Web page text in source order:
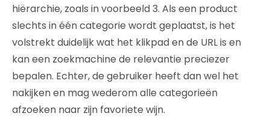
hiërarchie, zoals in voorbeeld 3. Als een product
slechts in één categorie wordt geplaatst, is het
volstrekt duidelijk wat het klikpad en de URL is en
kan een zoekmachine de relevantie preciezer
bepalen. Echter, de gebruiker heeft dan wel het
nakijken en mag wederom alle categorieën
afzoeken naar zijn favoriete wijn.